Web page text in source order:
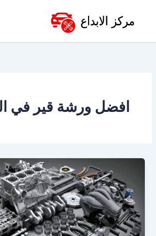
افضل ورشة قير في